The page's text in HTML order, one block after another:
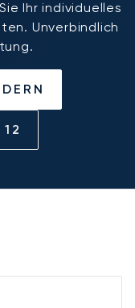
Ihr individuelles
Unverbindlich